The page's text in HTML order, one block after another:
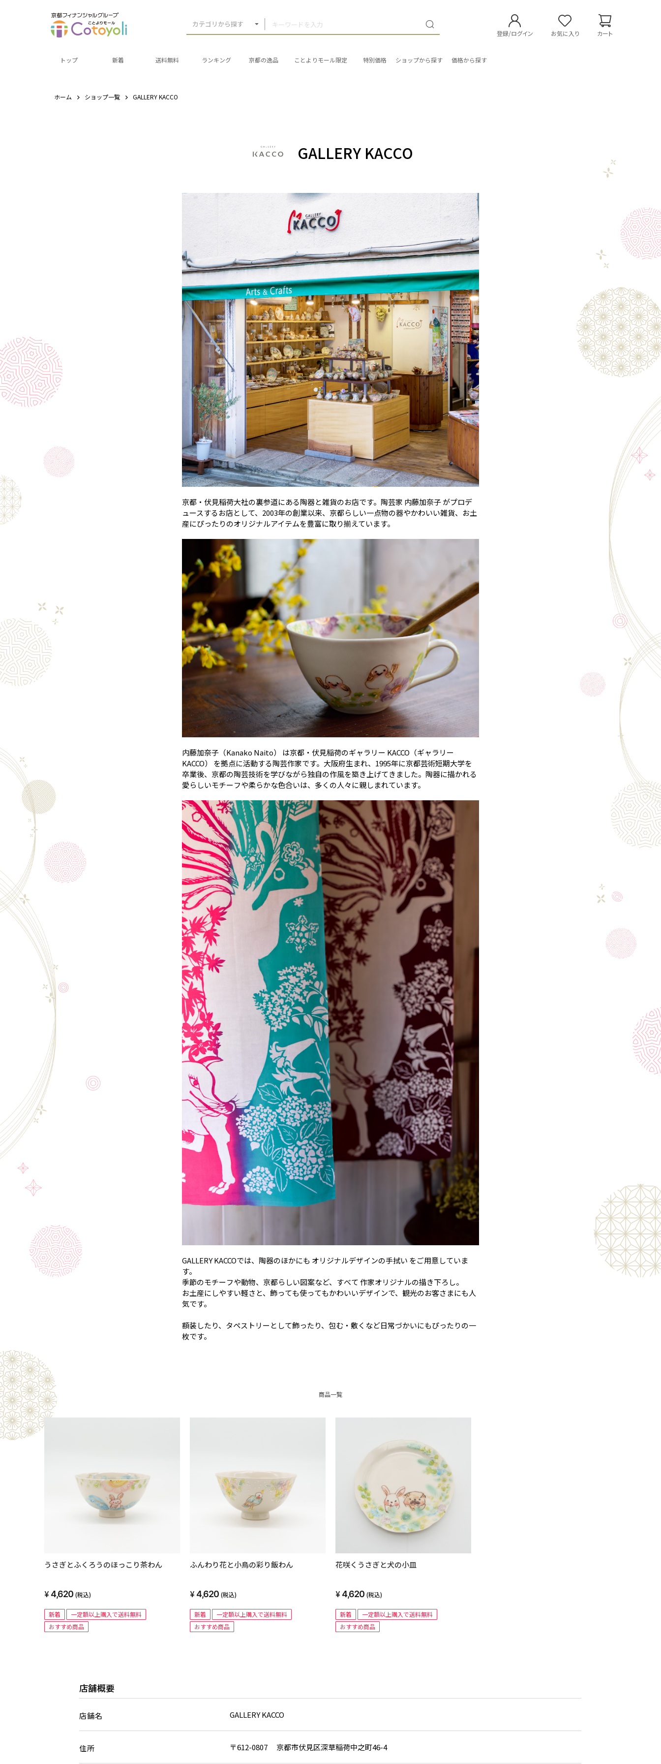
カテゴリから探す
登録/ログイン お気に入り カート
トップ 新着 送料無料 ランキング 京都の逸品 ことよりモール限定 特別価格 ショップから探す 価格から探す
ホーム ショップ一覧 GALLERY KACCO
GALLERY KACCO
京都・伏見稲荷大社の裏参道にある陶器と雑貨のお店です。陶芸家 内藤加奈子 がプロデ
ュースするお店として、2003年の創業以来、京都らしい一点物の器やかわいい雑貨、お土
産にぴったりのオリジナルアイテムを豊富に取り揃えています。
内藤加奈子（Kanako Naito） は京都・伏見稲荷のギャラリー KACCO（ギャラリー
KACCO） を拠点に活動する陶芸作家です。大阪府生まれ、1995年に京都芸術短期大学を
卒業後、京都の陶芸技術を学びながら独自の作風を築き上げてきました。陶器に描かれる
愛らしいモチーフや柔らかな色合いは、多くの人々に親しまれています。
GALLERY KACCOでは、陶器のほかにも オリジナルデザインの手拭い をご用意していま
す。
季節のモチーフや動物、京都らしい図案など、すべて 作家オリジナルの描き下ろし。
お土産にしやすい軽さと、飾っても使ってもかわいいデザインで、観光のお客さまにも人
気です。
額装したり、タペストリーとして飾ったり、包む・敷くなど日常づかいにもぴったりの一
枚です。
商品一覧
うさぎとふくろうのほっこり茶わん
4,620 (税込)
新着
一定額以上購入で送料無料
おすすめ商品
ふんわり花と小鳥の彩り飯わん
4,620 (税込)
新着
一定額以上購入で送料無料
おすすめ商品
花咲くうさぎと犬の小皿
4,620 (税込)
新着
一定額以上購入で送料無料
おすすめ商品
店舗概要
店舗名 GALLERY KACCO
住所 〒612-0807 京都市伏見区深草稲荷中之町46-4